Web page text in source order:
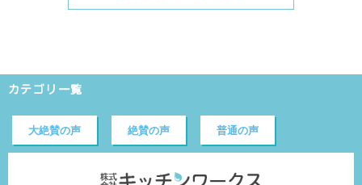
カテゴリ一覧
大絶賛の声 絶賛の声 普通の声